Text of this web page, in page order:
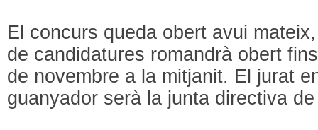
El concurs queda obert avui
de candidatures romandrà obert
de novembre a la mitjanit. El jurat
guanyador serà la junta directiva de